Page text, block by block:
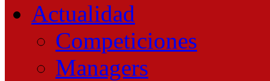
Actualidad
Competiciones
Managers